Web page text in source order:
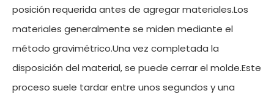
posición requerida antes de agregar materiales.Los
materiales generalmente se miden mediante el
método gravimétrico.Una vez completada la
disposición del material, se puede cerrar el molde.Este
proceso suele tardar entre unos segundos y una